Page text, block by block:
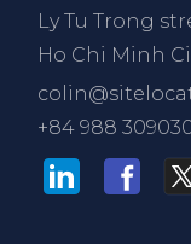
Ly Tu Trong
Ho Chi Minh
+84 988